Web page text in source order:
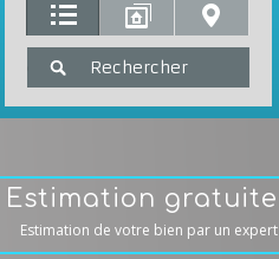
Estimation gratuite
Estimation de votre bien par un expert